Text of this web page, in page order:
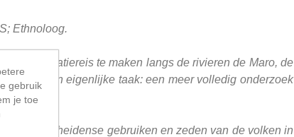
Ethnoloog.
oriëntatiereis te maken langs de rivieren de Maro, de
op zijn eigenlijke taak: een meer volledig onderzoek
van de heidense gebruiken en zeden van de volken in
gebruik
je toe